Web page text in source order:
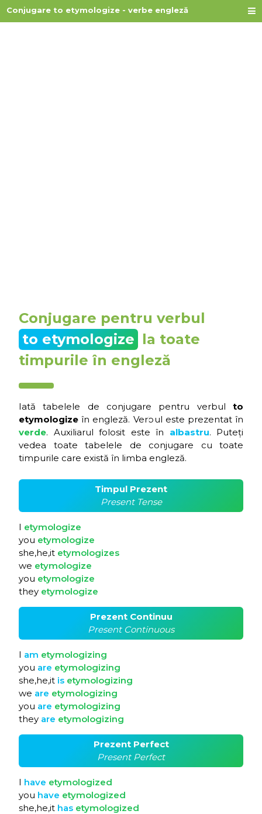
Conjugare to etymologize - verbe engleză
Conjugare pentru verbul
to etymologize la toate
timpurile în engleză
Iată tabelele de conjugare pentru verbul to
etymologize în engleză. Verbul este prezentat în
verde. Auxiliarul folosit este în albastru. Puteți
vedea toate tabelele de conjugare cu toate
timpurile care există în limba engleză.
Timpul Prezent
Present Tense
I etymologize
you etymologize
she,he,it etymologizes
we etymologize
you etymologize
they etymologize
Prezent Continuu
Present Continuous
I am etymologizing
you are etymologizing
she,he,it is etymologizing
we are etymologizing
you are etymologizing
they are etymologizing
Prezent Perfect
Present Perfect
I have etymologized
you have etymologized
she,he,it has etymologized